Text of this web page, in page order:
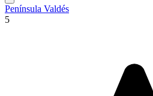
Península Valdés
5